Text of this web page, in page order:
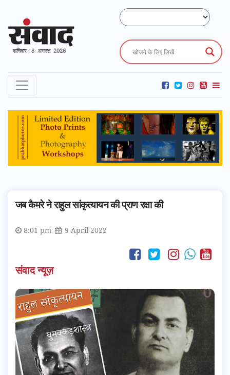
शनिवार , 8 अगस्त 2026
जब कैमरे ने राहुल सांकृत्यायन की प्राण रक्षा की
8:01 pm 9 April 2022
संवाद न्यूज़